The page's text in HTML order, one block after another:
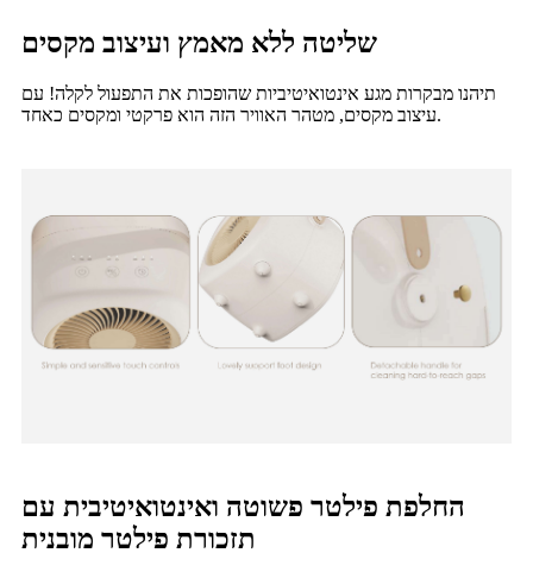
שליטה ללא מאמץ ועיצוב מקסים
תיהנו מבקרות מגע אינטואיטיביות שהופכות את התפעול לקלה! עם
עיצוב מקסים, מטהר האוויר הזה הוא פרקטי ומקסים כאחד.
החלפת פילטר פשוטה ואינטואיטיבית עם
תזכורת פילטר מובנית